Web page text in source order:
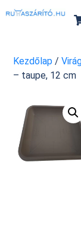
Kezdőlap /
– taupe, 12 cm